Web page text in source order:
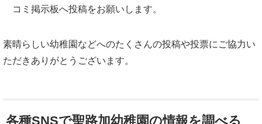
コミ掲示板へ投稿をお願いします。
素晴らしい幼稚園などへのたくさんの投稿や投票にご協力い
ただきありがとうございます。
各種SNSで聖路加幼稚園の情報を調べる